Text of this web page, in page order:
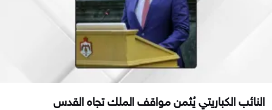
النائب الكباريتي يُثمن مواقف الملك تجاه القدس